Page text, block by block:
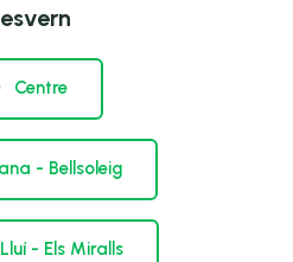
Centre
- Bellsoleig
- Els Miralls